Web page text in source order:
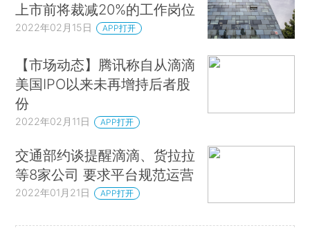
上市前将裁减20%的工作岗位
2022年02月15日 APP打开
【市场动态】腾讯称自从滴滴
美国IPO以来未再增持后者股
份
2022年02月11日 APP打开
交通部约谈提醒滴滴、货拉拉
等8家公司 要求平台规范运营
2022年01月21日 APP打开